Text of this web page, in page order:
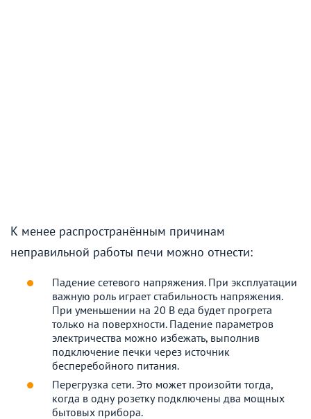
К менее распространённым причинам
неправильной работы печи можно отнести:
Падение сетевого напряжения. При эксплуатации
важную роль играет стабильность напряжения.
При уменьшении на 20 В еда будет прогрета
только на поверхности. Падение параметров
электричества можно избежать, выполнив
подключение печки через источник
бесперебойного питания.
Перегрузка сети. Это может произойти тогда,
когда в одну розетку подключены два мощных
бытовых прибора.